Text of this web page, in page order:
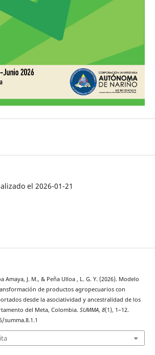
el 2026-01-21
Amaya, J. M., & Peña Ulloa , L. G. Y. (2026). Modelo
de productos agropecuarios con
desde la asociatividad y ancestralidad de los
del Meta, Colombia. SUMMA, 8(1), 1–12.
summa.8.1.1